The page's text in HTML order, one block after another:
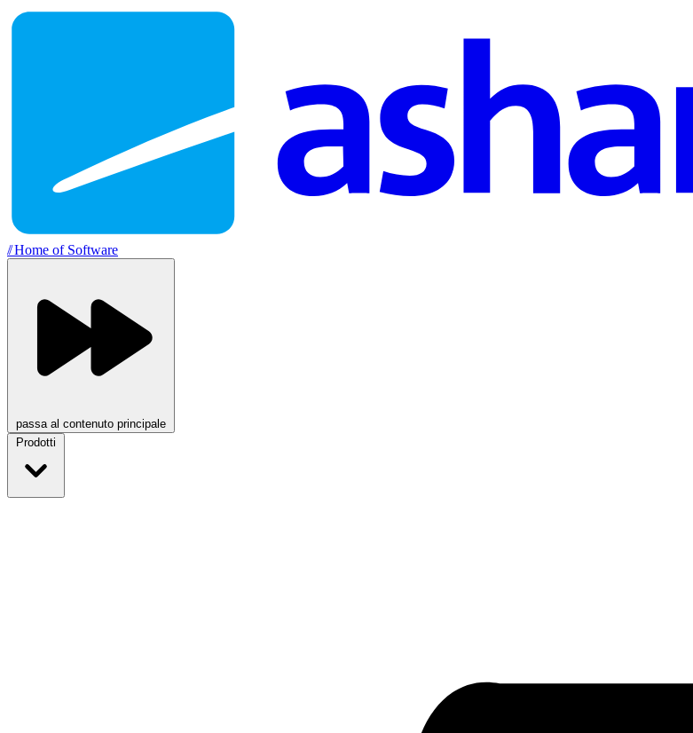
//Home of Software
passa al contenuto principale
Prodotti